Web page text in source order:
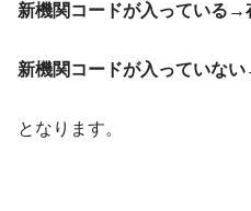
新機関コードが入っている→
新機関コードが入っていな
となります。